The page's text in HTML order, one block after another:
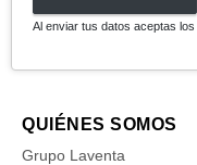
Al enviar tus datos aceptas los
QUIÉNES SOMOS
Grupo Laventa